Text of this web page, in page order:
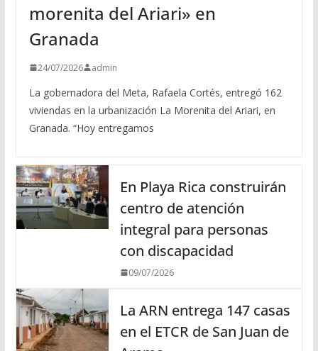
morenita del Ariari» en
Granada
24/07/2026 admin
La gobernadora del Meta, Rafaela Cortés, entregó 162
viviendas en la urbanización La Morenita del Ariari, en
Granada. “Hoy entregamos
En Playa Rica construirán
centro de atención
integral para personas
con discapacidad
09/07/2026
La ARN entrega 147 casas
en el ETCR de San Juan de